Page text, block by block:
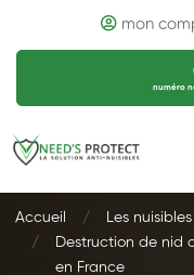
mon
numéro
Accueil
Les nuisibles
Destruction de nid
en France